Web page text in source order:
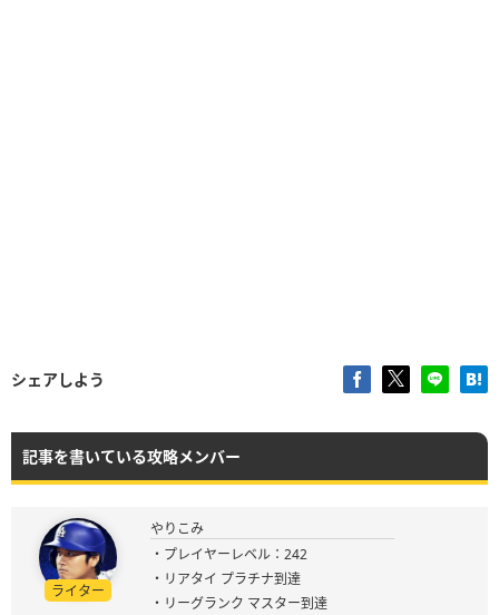
シェアしよう
記事を書いている攻略メンバー
ライター
やりこみ
・プレイヤーレベル：242
・リアタイ プラチナ到達
・リーグランク マスター到達